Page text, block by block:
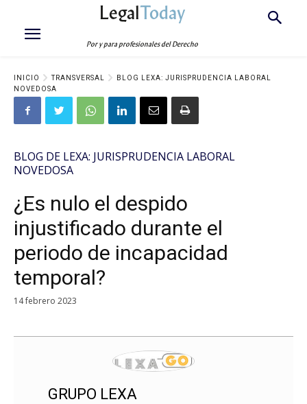
LegalToday
Por y para profesionales del Derecho
INICIO TRANSVERSAL
BLOG LEXA: JURISPRUDENCIA LABORAL
NOVEDOSA
BLOG DE LEXA: JURISPRUDENCIA LABORAL
NOVEDOSA
¿Es nulo el despido
injustificado durante el
periodo de incapacidad
temporal?
14 febrero 2023
GRUPO LEXA